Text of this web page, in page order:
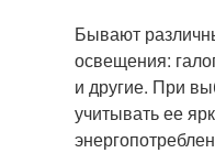
Бывают
освещения:
и другие. При
учитывать ее